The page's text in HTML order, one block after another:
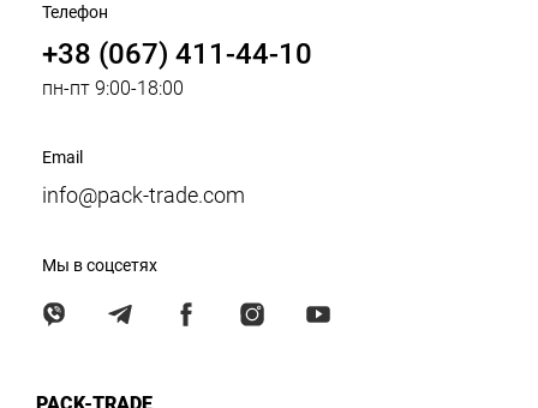
Телефон
+38 (067) 411-44-10
пн-пт 9:00-18:00
Email
info@pack-trade.com
Мы в соцсетях